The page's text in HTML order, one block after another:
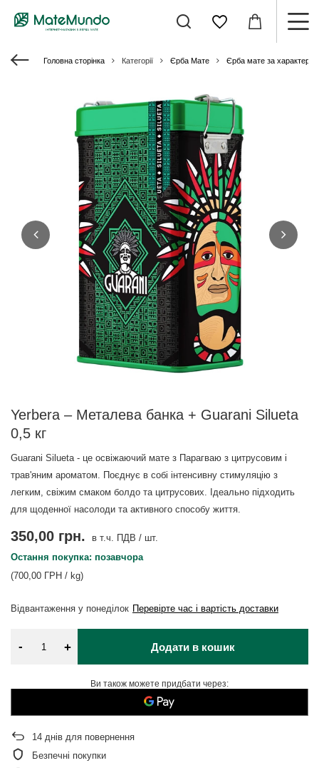
Головна сторінка Категорії Єрба Мате Єрба мате за
Yerbera – Металева банка + Guarani Silueta
0,5 кг
Guarani Silueta - це освіжаючий мате з Парагваю з цитрусовим і
трав'яним ароматом. Поєднує в собі інтенсивну стимуляцію з
легким, свіжим смаком болдо та цитрусових. Ідеально підходить
для щоденної насолоди та активного способу життя.
Відвантаження у понеділок Перевірте час і вартість доставки
350,00 грн. в т.ч. ПДВ / шт.
Остання покупка: позавчора
(700,00 ГРН / kg)
- + Додати в кошик
Ви також можете придбати через:
14 днів для повернення
Безпечні покупки